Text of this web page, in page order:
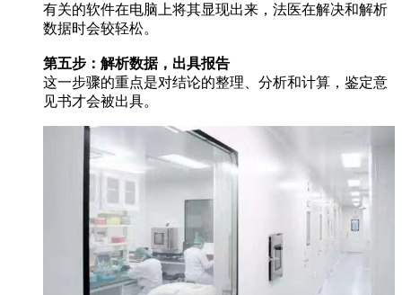
有关的软件在电脑上将其显现出来，法医在解决和解析
数据时会较轻松。
第五步：解析数据，出具报告
这一步骤的重点是对结论的整理、分析和计算，鉴定意
见书才会被出具。